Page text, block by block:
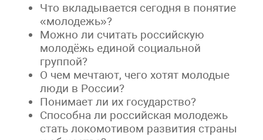
Что вкладывается сегодня в понятие
«молодежь»?
Можно ли считать российскую
молодёжь единой социальной
группой?
​О чем мечтают, чего хотят молодые
люди в России?
Понимает ли их государство?
​Способна ли российская молодежь
стать локомотивом развития страны